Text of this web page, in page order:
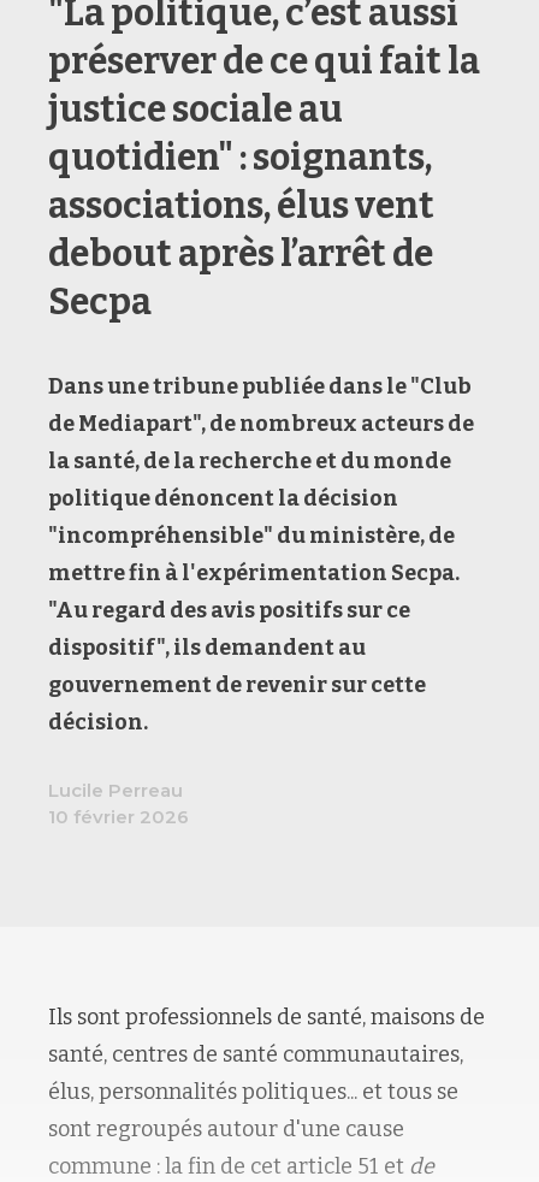
"La politique, c’est aussi
préserver de ce qui fait la
justice sociale au
quotidien" : soignants,
associations, élus vent
debout après l’arrêt de
Secpa
Dans une tribune publiée dans le "Club
de Mediapart", de nombreux acteurs de
la santé, de la recherche et du monde
politique dénoncent la décision
"incompréhensible" du ministère, de
mettre fin à l'expérimentation Secpa.
"Au regard des avis positifs sur ce
dispositif", ils demandent au
gouvernement de revenir sur cette
décision.
Lucile Perreau
10 février 2026
Ils sont professionnels de santé, maisons de
santé, centres de santé communautaires,
élus, personnalités politiques... et tous se
sont regroupés autour d'une cause
commune : la fin de cet article 51 et de